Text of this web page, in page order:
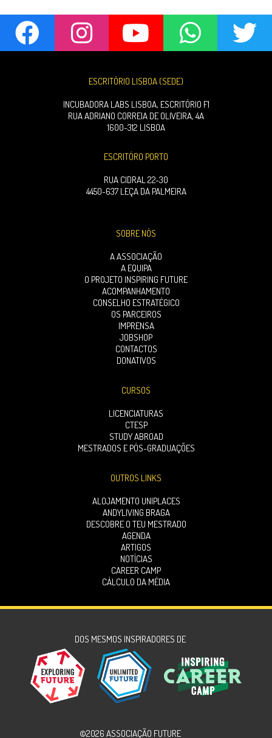
ESCRITÓRIO LISBOA (SEDE)
INCUBADORA LABS LISBOA, ESCRITÓRIO F1
RUA ADRIANO CORREIA DE OLIVEIRA, 4A
1600-312 LISBOA
ESCRITÓRO PORTO
RUA CIDRAL 22-30
4450-637 LEÇA DA PALMEIRA
SOBRE NÓS
A ASSOCIAÇÃO
A EQUIPA
O PROJETO INSPIRING FUTURE
ACOMPANHAMENTO
CONSELHO ESTRATÉGICO
OS PARCEIROS
IMPRENSA
JOBSHOP
CONTACTOS
DONATIVOS
CURSOS
LICENCIATURAS
CTESP
STUDY ABROAD
MESTRADOS E PÓS-GRADUAÇÕES
OUTROS LINKS
ALOJAMENTO UNIPLACES
ANDYLIVING BRAGA
DESCOBRE O TEU MESTRADO
AGENDA
ARTIGOS
NOTÍCIAS
CAREER CAMP
CÁLCULO DA MÉDIA
DOS MESMOS INSPIRADORES DE
©2026 ASSOCIAÇÃO FUTURE